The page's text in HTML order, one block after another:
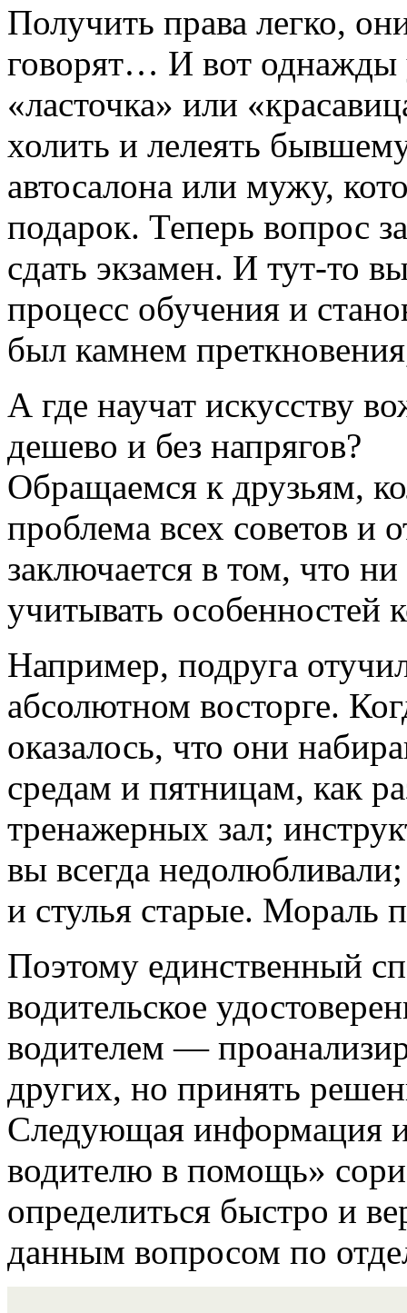
Получить права легко,
говорят… И вот однажды
«ласточка» или
холить и лелеять
автосалона или мужу,
подарок. Теперь вопрос
сдать экзамен. И тут-то
процесс обучения и
был камнем
А где научат искусству
дешево и без напрягов?
Обращаемся к друзьям,
проблема всех советов и
заключается в том, что
учитывать особенностей
Например, подруга
абсолютном восторге.
оказалось, что они
средам и пятницам, как
тренажерных зал;
вы всегда
и стулья старые. Мораль
Поэтому единственный
водительское
водителем —
других, но принять
Следующая информация
водителю в помощь»
определиться быстро и
данным вопросом по